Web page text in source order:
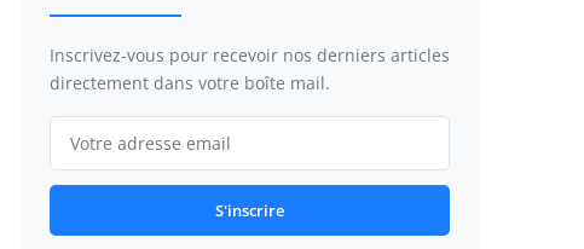
Inscrivez-vous pour recevoir nos derniers articles
directement dans votre boîte mail.
S'inscrire